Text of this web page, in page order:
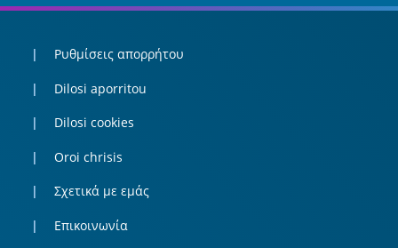
Ρυθμίσεις απορρήτου
Dilosi aporritou
Dilosi cookies
Oroi chrisis
Σχετικά με εμάς
Επικοινωνία